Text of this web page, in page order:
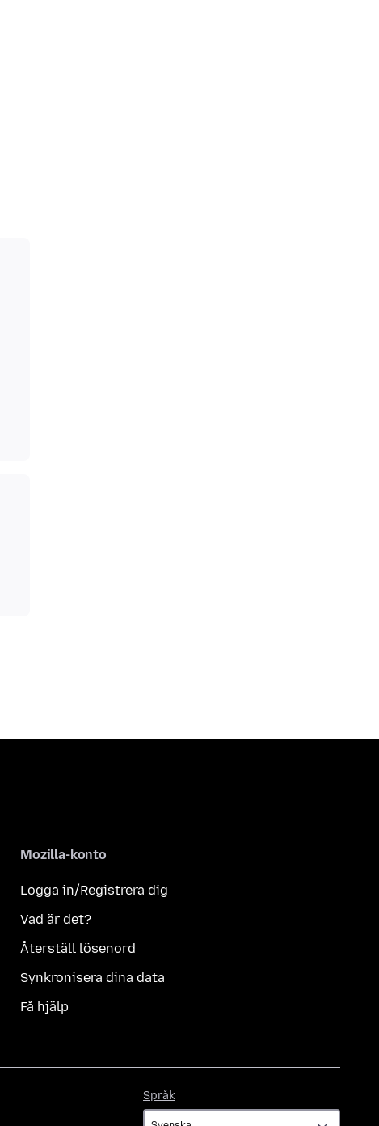
Mozilla-konto
Logga in/Registrera dig
Vad är det?
Återställ lösenord
Synkronisera dina data
Få hjälp
Språk